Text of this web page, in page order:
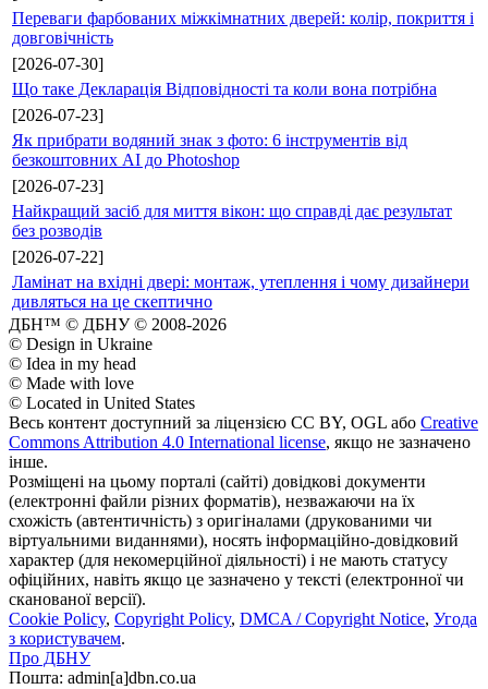
Переваги фарбованих міжкімнатних дверей: колір, покриття і
довговічність
[2026-07-30]
Що таке Декларація Відповідності та коли вона потрібна
[2026-07-23]
Як прибрати водяний знак з фото: 6 інструментів від
безкоштовних AI до Photoshop
[2026-07-23]
Найкращий засіб для миття вікон: що справді дає результат
без розводів
[2026-07-22]
Ламінат на вхідні двері: монтаж, утеплення і чому дизайнери
дивляться на це скептично
ДБН™ © ДБНУ © 2008-2026
© Design in Ukraine
© Idea in my head
© Made with love
© Located in United States
Весь контент доступний за ліцензією CC BY, OGL або Creative
Commons Attribution 4.0 International license, якщо не зазначено
інше.
Розміщені на цьому порталі (сайті) довідкові документи
(електронні файли різних форматів), незважаючи на їх
схожість (автентичність) з оригіналами (друкованими чи
віртуальними виданнями), носять інформаційно-довідковий
характер (для некомерційної діяльності) і не мають статусу
офіційних, навіть якщо це зазначено у тексті (електронної чи
сканованої версії).
Cookie Policy, Copyright Policy, DMCA / Copyright Notice, Угода
з користувачем.
Про ДБНУ
Пошта: admin[а]dbn.co.ua